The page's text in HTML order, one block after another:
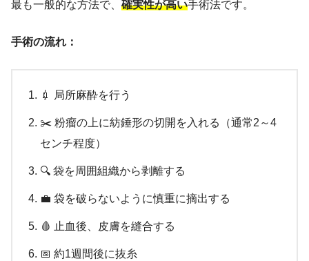
最も一般的な方法で、 確実性が高い手術法です。
手術の流れ：
💉 局所麻酔を行う
✂️ 粉瘤の上に紡錘形の切開を入れる（通常2～4
センチ程度）
🔍 袋を周囲組織から剥離する
💼 袋を破らないように慎重に摘出する
🩸 止血後、皮膚を縫合する
📅 約1週間後に抜糸